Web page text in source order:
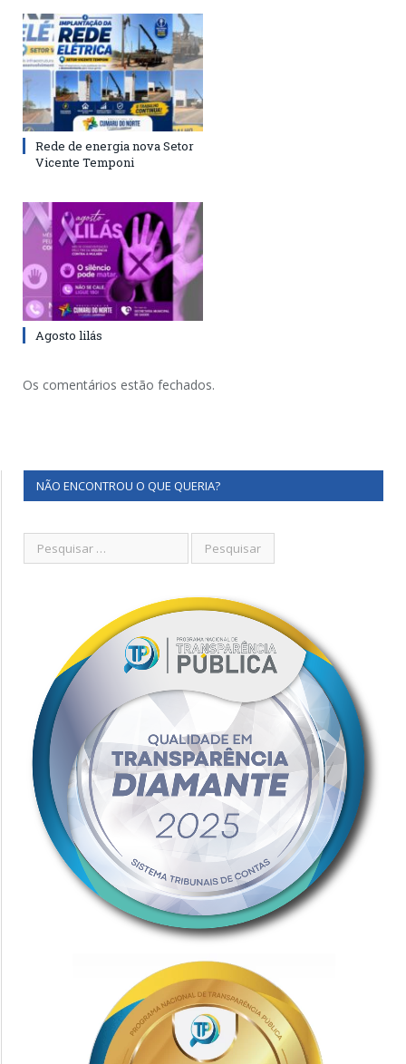
Rede de energia nova Setor
Vicente Temponi
Agosto lilás
Os comentários estão fechados.
NÃO ENCONTROU O QUE QUERIA?